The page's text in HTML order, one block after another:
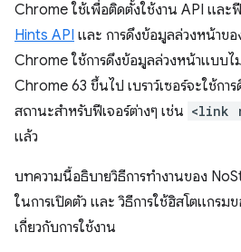
Chrome ใช้เพื่อติดตั้งใช้งาน API และฟี
Hints API และ การดึงข้อมูลล่วงหน้าข
Chrome ใช้การดึงข้อมูลล่วงหน้าแบบ
Chrome 63 ขึ้นไป เบราว์เซอร์จะใช้ก
สถานะสำหรับฟีเจอร์ต่างๆ เช่น <link
แล้ว
บทความนี้อธิบายวิธีการทำงานของ
ในการเปิดตัว และ วิธีการใช้ฮิสโตแกร
เกี่ยวกับการใช้งาน